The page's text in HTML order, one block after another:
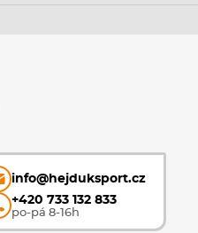
info@hejduksport.cz
+420 733 132 833
po-pá 8-16h